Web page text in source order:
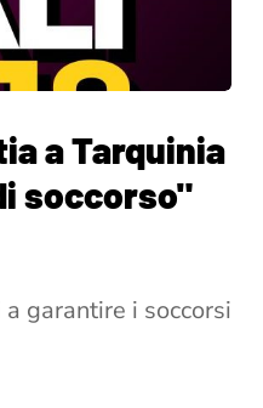
a Tarquinia
soccorso"
garantire i soccorsi